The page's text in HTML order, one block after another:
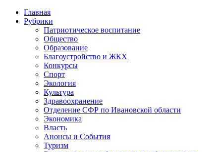
Главная
Рубрики
Патриотическое воспитание
Общество
Образование
Благоустройство и ЖКХ
Конкурсы
Спорт
Экология
Культура
Здравоохранение
Отделение СФР по Ивановской области
Экономика
Власть
Анонсы и События
Туризм